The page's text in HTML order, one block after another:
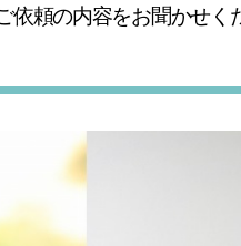
頼の内容をお聞かせく